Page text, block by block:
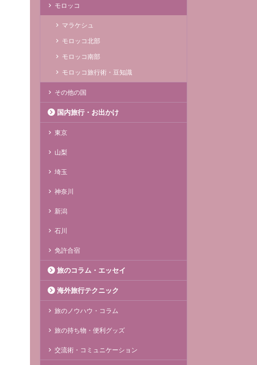
モロッコ
マラケシュ
モロッコ北部
モロッコ南部
モロッコ旅行術・豆知識
その他の国
国内旅行・お出かけ
東京
山梨
埼玉
神奈川
新潟
石川
免許合宿
旅のコラム・エッセイ
海外旅行テクニック
旅のノウハウ・コラム
旅の持ち物・便利グッズ
交流術・コミュニケーション